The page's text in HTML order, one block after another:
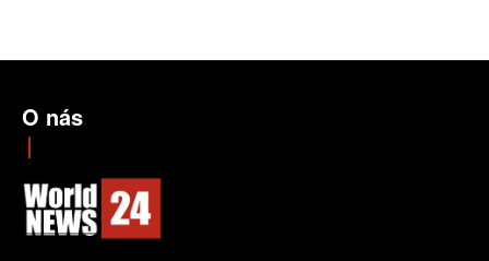
O nás